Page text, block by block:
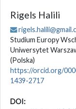
Rigels Halili
Studium Europy
Uniwersytet
(Polska)
https://orcid.org/
1439-2717
DOI: